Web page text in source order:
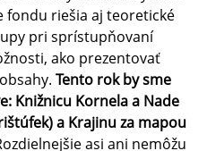
fondu riešia aj teoretické
pri sprístupňovaní
ako prezentovať
Tento rok by sme
Knižnicu Kornela a Nade
a Krajinu za mapou
asi ani nemôžu